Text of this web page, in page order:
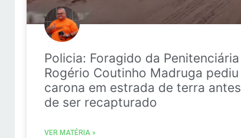
Policia: Foragido da Penitenciária
Rogério Coutinho Madruga pediu
carona em estrada de terra antes
de ser recapturado
VER MATÉRIA »